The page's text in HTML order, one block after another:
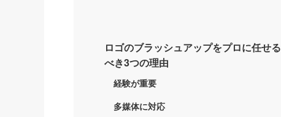
ロゴのブラッシュアップをプロに任せる
べき3つの理由
経験が重要
多媒体に対応